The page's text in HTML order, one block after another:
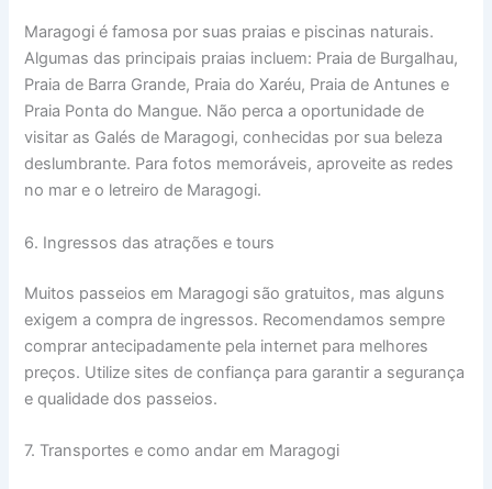
Maragogi é famosa por suas praias e piscinas naturais.
Algumas das principais praias incluem: Praia de Burgalhau,
Praia de Barra Grande, Praia do Xaréu, Praia de Antunes e
Praia Ponta do Mangue. Não perca a oportunidade de
visitar as Galés de Maragogi, conhecidas por sua beleza
deslumbrante. Para fotos memoráveis, aproveite as redes
no mar e o letreiro de Maragogi.
6. Ingressos das atrações e tours
Muitos passeios em Maragogi são gratuitos, mas alguns
exigem a compra de ingressos. Recomendamos sempre
comprar antecipadamente pela internet para melhores
preços. Utilize sites de confiança para garantir a segurança
e qualidade dos passeios.
7. Transportes e como andar em Maragogi